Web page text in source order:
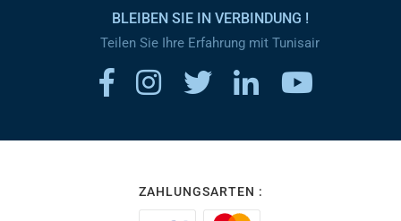
BLEIBEN SIE IN VERBINDUNG !
Teilen Sie Ihre Erfahrung mit Tunisair
ZAHLUNGSARTEN :